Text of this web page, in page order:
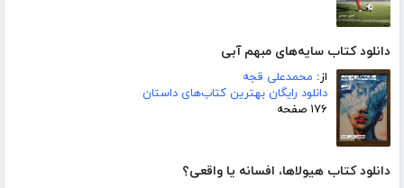
دانلود کتاب سایه‌های مبهم آبی
از: محمدعلی قجه
دانلود رایگان بهترین کتاب‌های داستان
۱۷۶ صفحه
دانلود کتاب هیولاها، افسانه یا واقعی؟